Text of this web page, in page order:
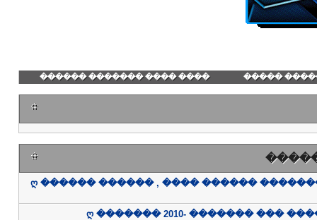
�������
���� ���� ������� ������
ღ ������ ������ , ���� ������
ღ ������� 2010- ������� ���